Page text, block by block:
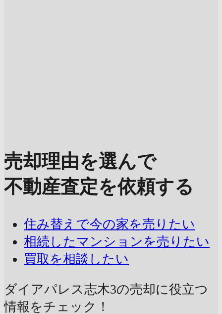
売却理由を選んで
不動産査定を依頼する
住み替えで今の家を売りたい
相続したマンションを売りたい
買取を相談したい
ダイアパレス志木3の売却に役立つ
情報をチェック！